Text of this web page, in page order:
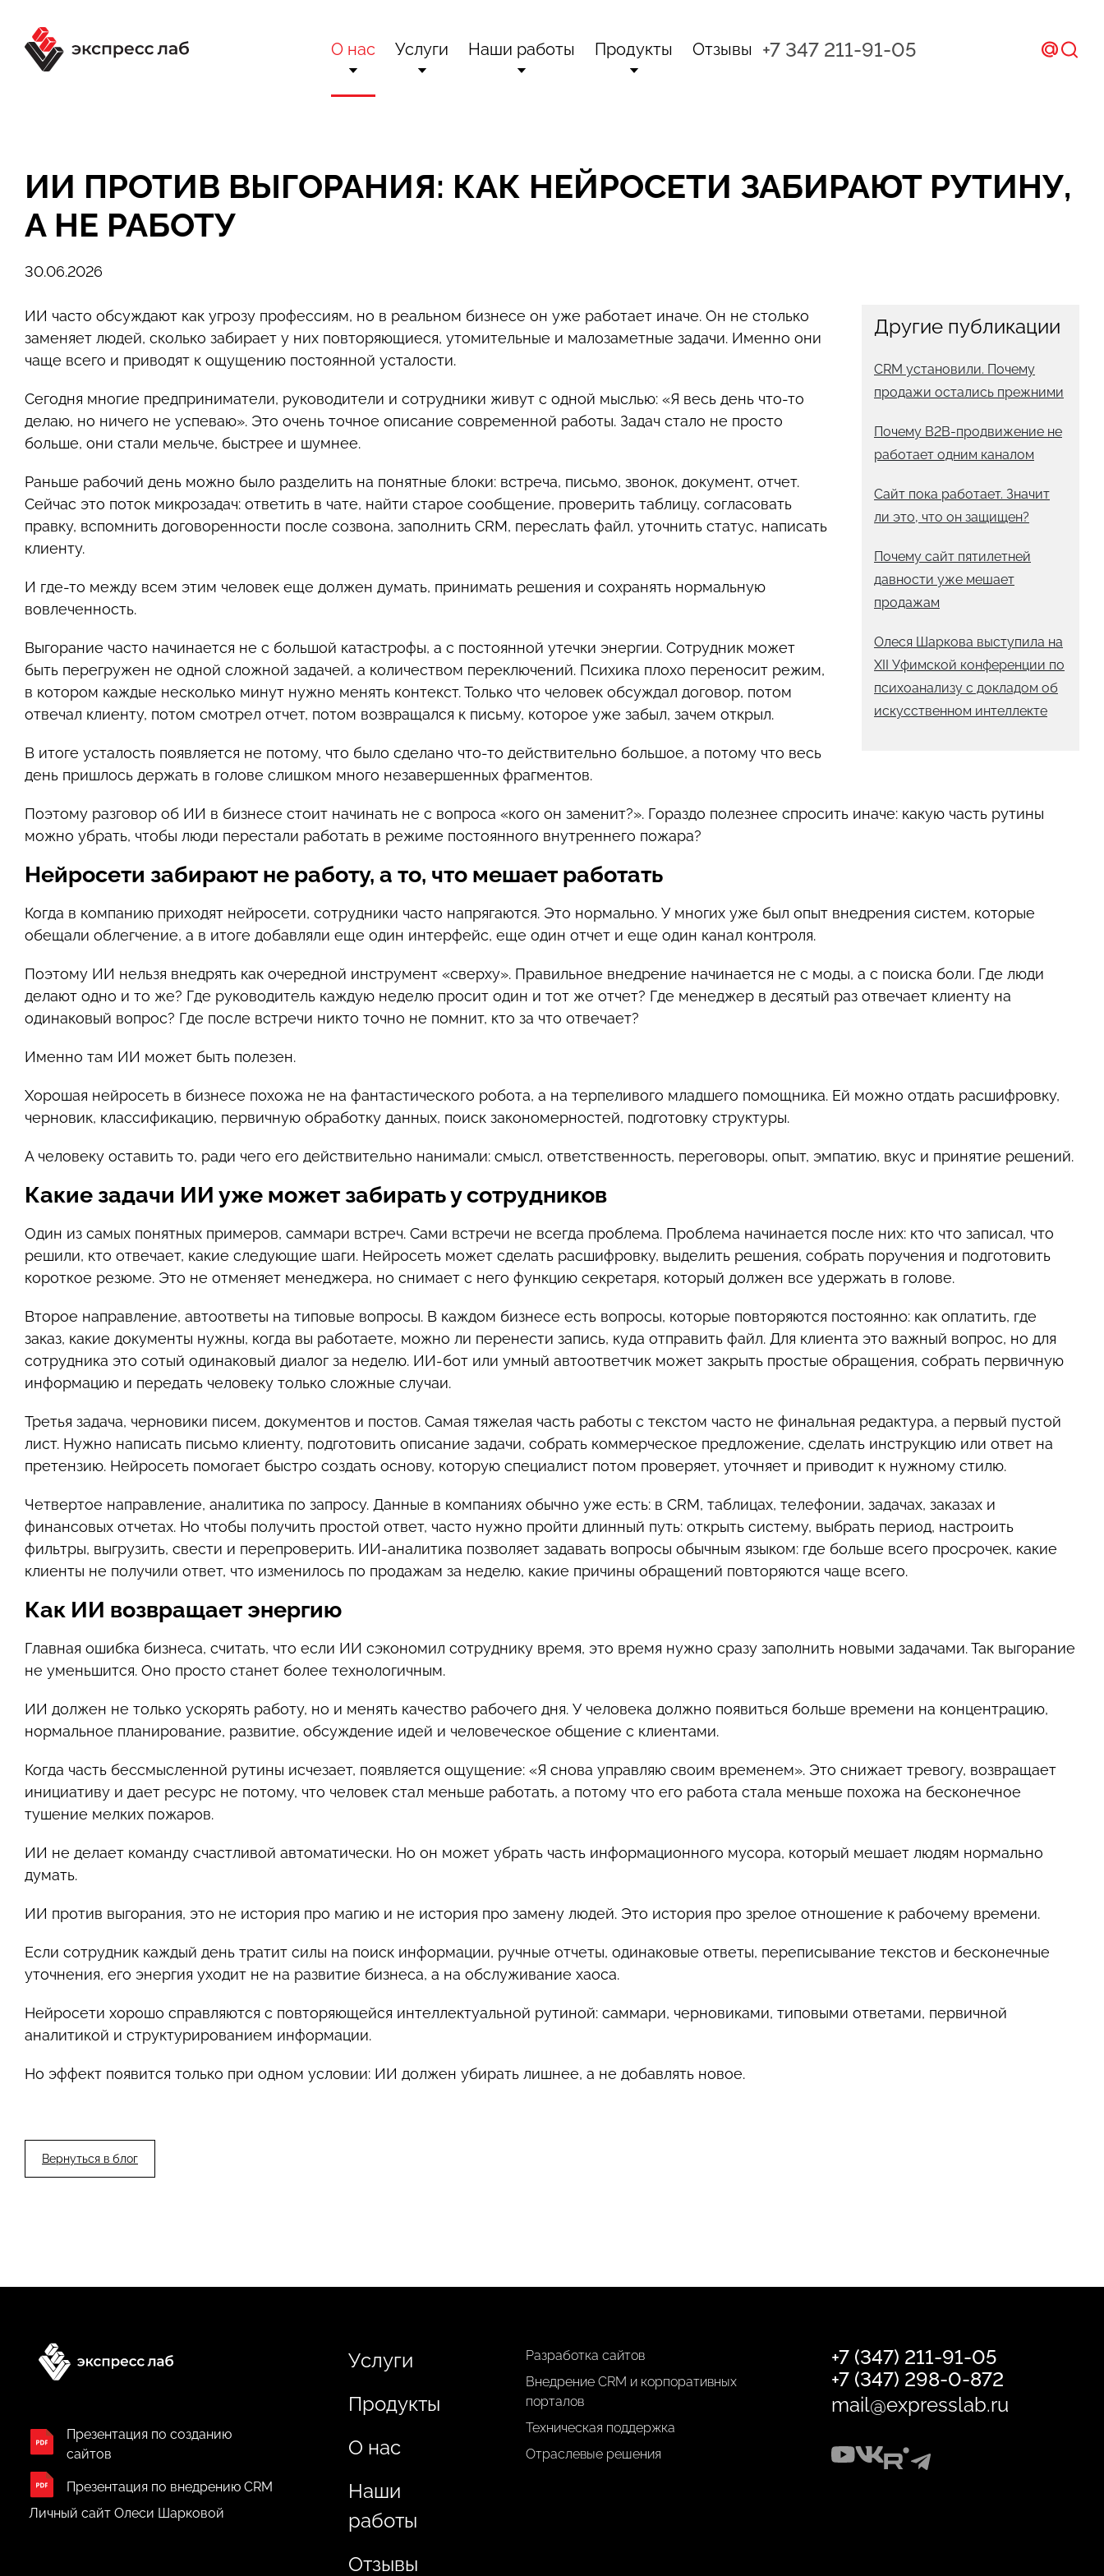
О нас Услуги Наши работы
Графический дизайн
Продукты
Битрикс: Управление сайтом
Отзывы +7 347 211-91-05
ИИ ПРОТИВ ВЫГОРАНИЯ: КАК НЕЙРОСЕТИ ЗАБИРАЮТ РУТИНУ,
А НЕ РАБОТУ
30.06.2026
Другие публикации
CRM установили. Почему
продажи остались прежними
Почему B2B-продвижение не
работает одним каналом
Сайт пока работает. Значит
ли это, что он защищен?
Почему сайт пятилетней
давности уже мешает
продажам
Олеся Шаркова выступила на
XII Уфимской конференции по
психоанализу с докладом об
искусственном интеллекте
ИИ часто обсуждают как угрозу профессиям, но в реальном бизнесе он уже работает иначе. Он не столько
заменяет людей, сколько забирает у них повторяющиеся, утомительные и малозаметные задачи. Именно они
чаще всего и приводят к ощущению постоянной усталости.
Сегодня многие предприниматели, руководители и сотрудники живут с одной мыслью: «Я весь день что-то
делаю, но ничего не успеваю». Это очень точное описание современной работы. Задач стало не просто
больше, они стали мельче, быстрее и шумнее.
Раньше рабочий день можно было разделить на понятные блоки: встреча, письмо, звонок, документ, отчет.
Сейчас это поток микрозадач: ответить в чате, найти старое сообщение, проверить таблицу, согласовать
правку, вспомнить договоренности после созвона, заполнить CRM, переслать файл, уточнить статус, написать
клиенту.
И где-то между всем этим человек еще должен думать, принимать решения и сохранять нормальную
вовлеченность.
Выгорание часто начинается не с большой катастрофы, а с постоянной утечки энергии. Сотрудник может
быть перегружен не одной сложной задачей, а количеством переключений. Психика плохо переносит режим,
в котором каждые несколько минут нужно менять контекст. Только что человек обсуждал договор, потом
отвечал клиенту, потом смотрел отчет, потом возвращался к письму, которое уже забыл, зачем открыл.
В итоге усталость появляется не потому, что было сделано что-то действительно большое, а потому что весь
день пришлось держать в голове слишком много незавершенных фрагментов.
Поэтому разговор об ИИ в бизнесе стоит начинать не с вопроса «кого он заменит?». Гораздо полезнее спросить иначе: какую часть рутины
можно убрать, чтобы люди перестали работать в режиме постоянного внутреннего пожара?
Нейросети забирают не работу, а то, что мешает работать
Когда в компанию приходят нейросети, сотрудники часто напрягаются. Это нормально. У многих уже был опыт внедрения систем, которые
обещали облегчение, а в итоге добавляли еще один интерфейс, еще один отчет и еще один канал контроля.
Поэтому ИИ нельзя внедрять как очередной инструмент «сверху». Правильное внедрение начинается не с моды, а с поиска боли. Где люди
делают одно и то же? Где руководитель каждую неделю просит один и тот же отчет? Где менеджер в десятый раз отвечает клиенту на
одинаковый вопрос? Где после встречи никто точно не помнит, кто за что отвечает?
Именно там ИИ может быть полезен.
Хорошая нейросеть в бизнесе похожа не на фантастического робота, а на терпеливого младшего помощника. Ей можно отдать расшифровку,
черновик, классификацию, первичную обработку данных, поиск закономерностей, подготовку структуры.
А человеку оставить то, ради чего его действительно нанимали: смысл, ответственность, переговоры, опыт, эмпатию, вкус и принятие решений.
Какие задачи ИИ уже может забирать у сотрудников
Один из самых понятных примеров, саммари встреч. Сами встречи не всегда проблема. Проблема начинается после них: кто что записал, что
решили, кто отвечает, какие следующие шаги. Нейросеть может сделать расшифровку, выделить решения, собрать поручения и подготовить
короткое резюме. Это не отменяет менеджера, но снимает с него функцию секретаря, который должен все удержать в голове.
Второе направление, автоответы на типовые вопросы. В каждом бизнесе есть вопросы, которые повторяются постоянно: как оплатить, где
заказ, какие документы нужны, когда вы работаете, можно ли перенести запись, куда отправить файл. Для клиента это важный вопрос, но для
сотрудника это сотый одинаковый диалог за неделю. ИИ-бот или умный автоответчик может закрыть простые обращения, собрать первичную
информацию и передать человеку только сложные случаи.
Третья задача, черновики писем, документов и постов. Самая тяжелая часть работы с текстом часто не финальная редактура, а первый пустой
лист. Нужно написать письмо клиенту, подготовить описание задачи, собрать коммерческое предложение, сделать инструкцию или ответ на
претензию. Нейросеть помогает быстро создать основу, которую специалист потом проверяет, уточняет и приводит к нужному стилю.
Четвертое направление, аналитика по запросу. Данные в компаниях обычно уже есть: в CRM, таблицах, телефонии, задачах, заказах и
финансовых отчетах. Но чтобы получить простой ответ, часто нужно пройти длинный путь: открыть систему, выбрать период, настроить
фильтры, выгрузить, свести и перепроверить. ИИ-аналитика позволяет задавать вопросы обычным языком: где больше всего просрочек, какие
клиенты не получили ответ, что изменилось по продажам за неделю, какие причины обращений повторяются чаще всего.
Как ИИ возвращает энергию
Главная ошибка бизнеса, считать, что если ИИ сэкономил сотруднику время, это время нужно сразу заполнить новыми задачами. Так выгорание
не уменьшится. Оно просто станет более технологичным.
ИИ должен не только ускорять работу, но и менять качество рабочего дня. У человека должно появиться больше времени на концентрацию,
нормальное планирование, развитие, обсуждение идей и человеческое общение с клиентами.
Когда часть бессмысленной рутины исчезает, появляется ощущение: «Я снова управляю своим временем». Это снижает тревогу, возвращает
инициативу и дает ресурс не потому, что человек стал меньше работать, а потому что его работа стала меньше похожа на бесконечное
тушение мелких пожаров.
ИИ не делает команду счастливой автоматически. Но он может убрать часть информационного мусора, который мешает людям нормально
думать.
ИИ против выгорания, это не история про магию и не история про замену людей. Это история про зрелое отношение к рабочему времени.
Если сотрудник каждый день тратит силы на поиск информации, ручные отчеты, одинаковые ответы, переписывание текстов и бесконечные
уточнения, его энергия уходит не на развитие бизнеса, а на обслуживание хаоса.
Нейросети хорошо справляются с повторяющейся интеллектуальной рутиной: саммари, черновиками, типовыми ответами, первичной
аналитикой и структурированием информации.
Но эффект появится только при одном условии: ИИ должен убирать лишнее, а не добавлять новое.
Вернуться в блог
Презентация по созданию
сайтов
Презентация по внедрению CRM
Личный сайт Олеси Шарковой
Услуги
Продукты
О нас
Наши
работы
Отзывы
Разработка сайтов
Внедрение CRM и корпоративных
порталов
Техническая поддержка
Отраслевые решения
+7 (347) 211-91-05
+7 (347) 298-0-872
mail@expresslab.ru